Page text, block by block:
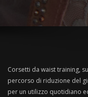
Corsetti da waist training,
percorso di riduzione del
per un utilizzo quotidiano